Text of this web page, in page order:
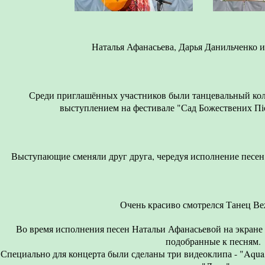
14. На таможне
15. Трубач
16. Книга
Дана
Дана
20. Июль
Наталья Афанасьева, Дарья
Среди приглашённых участников были танцевальный
выступлением на фестивале "Сад Божествених
Выступающие сменяли друг друга, чередуя исполнение
Очень красиво смотрелся Танец
Во время исполнения песен Натальи Афанасьевой на
подобранные к песням.
Специально для концерта были сделаны три видеоклипа -